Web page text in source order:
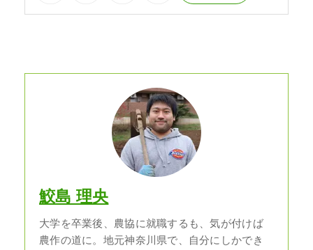
鮫島 理央
大学を卒業後、農協に就職するも、気が付けば
農作の道に。地元神奈川県で、自分にしかでき